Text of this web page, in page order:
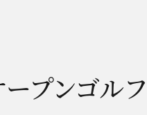
ープンゴル